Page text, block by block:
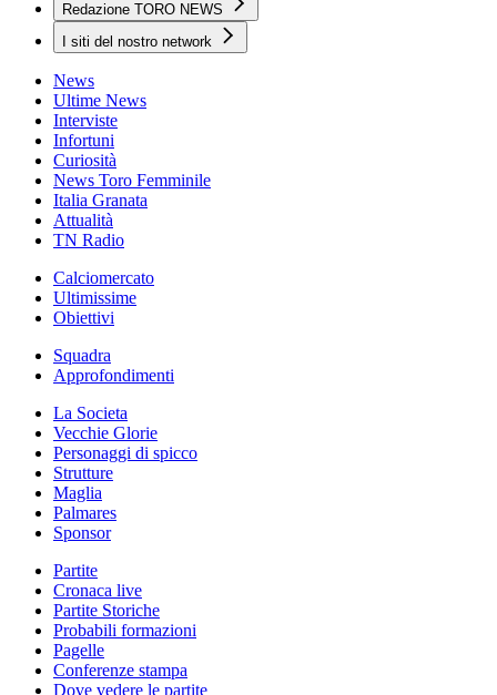
Redazione TORO NEWS
I siti del nostro network
News
Ultime News
Interviste
Infortuni
Curiosità
News Toro Femminile
Italia Granata
Attualità
TN Radio
Calciomercato
Ultimissime
Obiettivi
Squadra
Approfondimenti
La Societa
Vecchie Glorie
Personaggi di spicco
Strutture
Maglia
Palmares
Sponsor
Partite
Cronaca live
Partite Storiche
Probabili formazioni
Pagelle
Conferenze stampa
Dove vedere le partite